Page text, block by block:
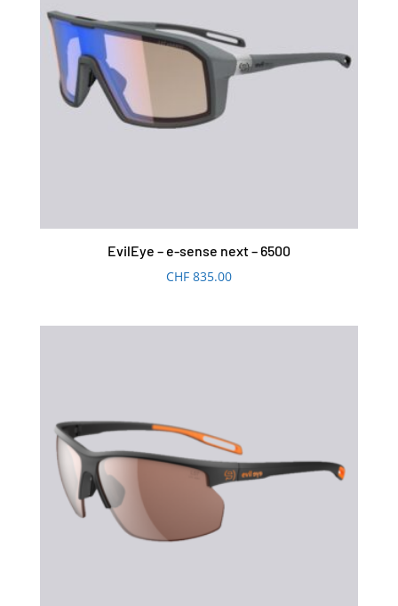
EvilEye – e-sense next – 6500
CHF835.00